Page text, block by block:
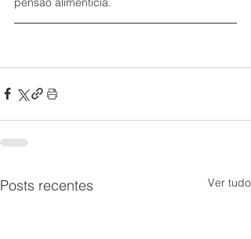
Posts recentes Ver tudo